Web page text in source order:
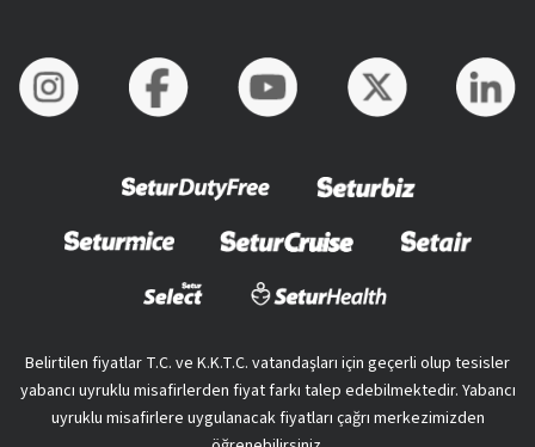
Belirtilen fiyatlar T.C. ve K.K.T.C. vatandaşları için geçerli olup tesisler
yabancı uyruklu misafirlerden fiyat farkı talep edebilmektedir. Yabancı
uyruklu misafirlere uygulanacak fiyatları çağrı merkezimizden